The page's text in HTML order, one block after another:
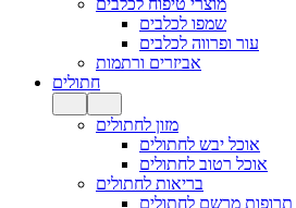
מוצרי טיפוח לכלבים
שמפו לכלבים
עור ופרווה לכלבים
אביזרים ורתמות
חתולים
מזון לחתולים
אוכל יבש לחתולים
אוכל רטוב לחתולים
בריאות לחתולים
תרופות מרשם לחתולים